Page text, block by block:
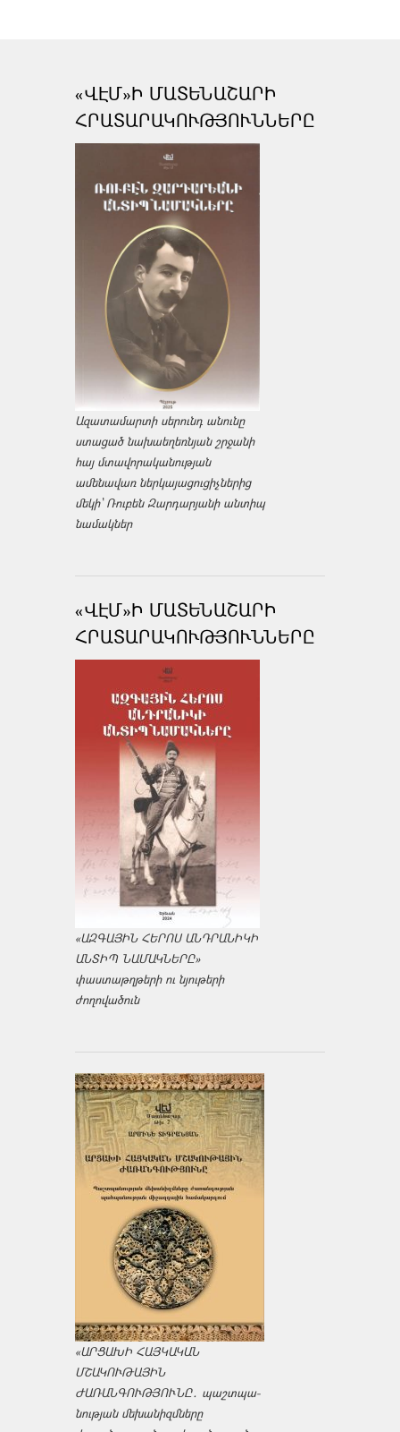
«ՎԷՄ»Ի ՄԱՏԵՆԱՇԱՐԻ
ՀՐԱՏԱՐԱԿՈՒԹՅՈՒՆՆԵՐԸ
Ազատամարտի սերունդ անունը
ստացած նախաեղեռնյան շրջանի
հայ մտավորականության
ամենավառ ներկայացուցիչներից
մեկի՝ Ռուբեն Զարդարյանի անտիպ
նամակներ
«ՎԷՄ»Ի ՄԱՏԵՆԱՇԱՐԻ
ՀՐԱՏԱՐԱԿՈՒԹՅՈՒՆՆԵՐԸ
«ԱԶԳԱՅԻՆ ՀԵՐՈՍ ԱՆԴՐԱՆԻԿԻ
ԱՆՏԻՊ ՆԱՄԱԿՆԵՐԸ»
փաստաթղթերի ու նյութերի
ժողովածուն
«ԱՐՑԱԽԻ ՀԱՅԿԱԿԱՆ
ՄՇԱԿՈՒԹԱՅԻՆ
ԺԱՌԱՆԳՈՒԹՅՈՒՆԸ․ պաշտպա­
նության մեխանիզմները